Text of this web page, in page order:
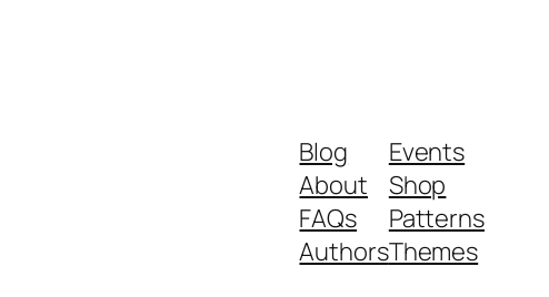
Blog
About
FAQs
Authors
Events
Shop
Patterns
Themes